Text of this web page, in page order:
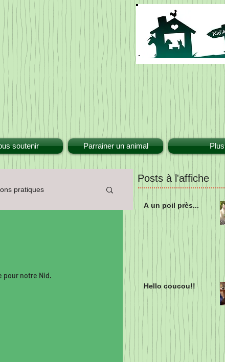
soutenir Parrainer un animal Plus
pratiques
pour notre Nid.
Posts à l'affiche
A un poil près...
Hello coucou!!